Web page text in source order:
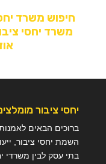
חיפוש משרד
משרד יחסי
יחסי ציבור
ברוכים הבאים
השמת יחסי ציבור,
בתי עסק לבין משרדי